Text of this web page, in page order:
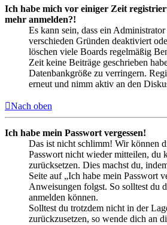
Ich habe mich vor einiger Zeit
mehr anmelden?!
Es kann sein, dass ein
verschieden Gründen deaktiviert
löschen viele Boards regelmäßig
Zeit keine Beiträge geschrieben
Datenbankgröße zu verringern.
erneut und nimm aktiv an den
Nach oben
Ich habe mein Passwort vergessen!
Das ist nicht schlimm! Wir können
Passwort nicht wieder mitteilen, du
zurücksetzen. Dies machst du,
Seite auf „Ich habe mein Passwort
Anweisungen folgst. So solltest du
anmelden können.
Solltest du trotzdem nicht in der
zurückzusetzen, so wende dich an